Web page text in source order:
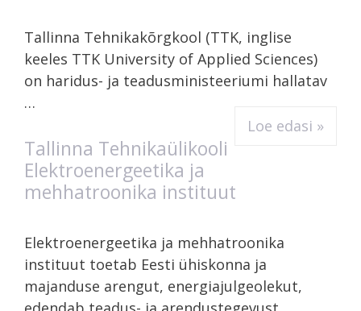
Tallinna Tehnikakõrgkool (TTK, inglise
keeles TTK University of Applied Sciences)
on haridus- ja teadusministeeriumi hallatav
…
Loe edasi »
Tallinna Tehnikaülikooli
Elektroenergeetika ja
mehhatroonika instituut
Elektroenergeetika ja mehhatroonika
instituut toetab Eesti ühiskonna ja
majanduse arengut, energiajulgeolekut,